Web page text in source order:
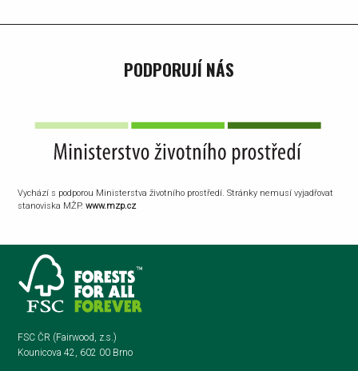
PODPORUJÍ NÁS
Vychází s podporou Ministerstva životního prostředí. Stránky nemusí vyjadřovat
stanoviska MŽP.www.mzp.cz
FSC ČR (Fairwood, z.s.)
Kounicova 42, 602 00 Brno